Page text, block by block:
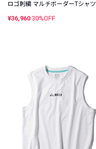
ロゴ刺繍 マルチボーダーTシャツ
¥36,960 30%OFF